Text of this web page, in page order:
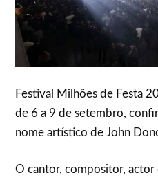
Festival Milhões de Festa
de 6 a 9 de setembro,
nome artístico de John
O cantor, compositor,